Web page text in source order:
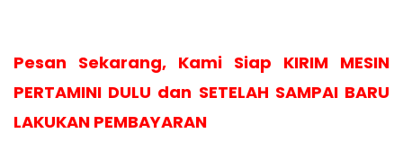
Pesan Sekarang, Kami Siap KIRIM MESIN
PERTAMINI DULU dan SETELAH SAMPAI BARU
LAKUKAN PEMBAYARAN